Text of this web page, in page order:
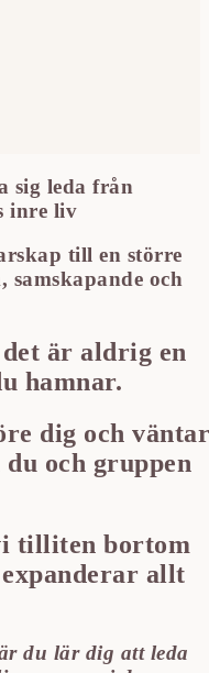
sig leda från
inre liv
till en större
samskapande och
är aldrig en
hamnar.
dig och väntar
och gruppen
tilliten bortom
allt
du lär dig att leda